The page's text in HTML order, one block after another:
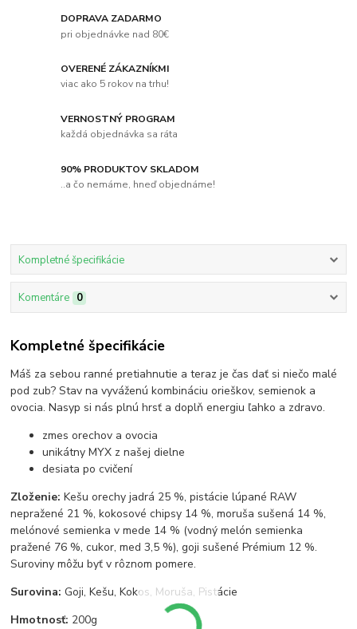
DOPRAVA ZADARMO
pri objednávke nad 80€
OVERENÉ ZÁKAZNÍKMI
viac ako 5 rokov na trhu!
VERNOSTNÝ PROGRAM
každá objednávka sa ráta
90% PRODUKTOV SKLADOM
..a čo nemáme, hneď objednáme!
Kompletné špecifikácie
Komentáre 0
Kompletné špecifikácie
Máš za sebou ranné pretiahnutie a teraz je čas dať si niečo malé
pod zub? Stav na vyváženú kombináciu orieškov, semienok a
ovocia. Nasyp si nás plnú hrsť a doplň energiu ľahko a zdravo.
zmes orechov a ovocia
unikátny MYX z našej dielne
desiata po cvičení
Zloženie:Kešu orechy jadrá 25 %, pistácie lúpané RAW
nepražené 21 %, kokosové chipsy 14 %, moruša sušená 14 %,
melónové semienka v mede 14 % (vodný melón semienka
pražené 76 %, cukor, med 3,5 %), goji sušené Prémium 12 %.
Suroviny môžu byť v rôznom pomere.
Surovina: Goji, Kešu, Kokos, Moruša, Pistácie
Hmotnosť: 200g